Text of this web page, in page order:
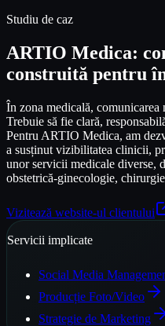
Studiu de caz
ARTIO Medica:
construită pentru
În zona medicală, comunicarea
Trebuie să fie clară,
Pentru ARTIO Medica, am
a susținut vizibilitatea clinicii,
unor servicii medicale diverse,
obstetrică-ginecologie,
Vizitează website-ul clientului
Servicii implicate
Social Media
Producție Foto/Video
Strategie de Marketing